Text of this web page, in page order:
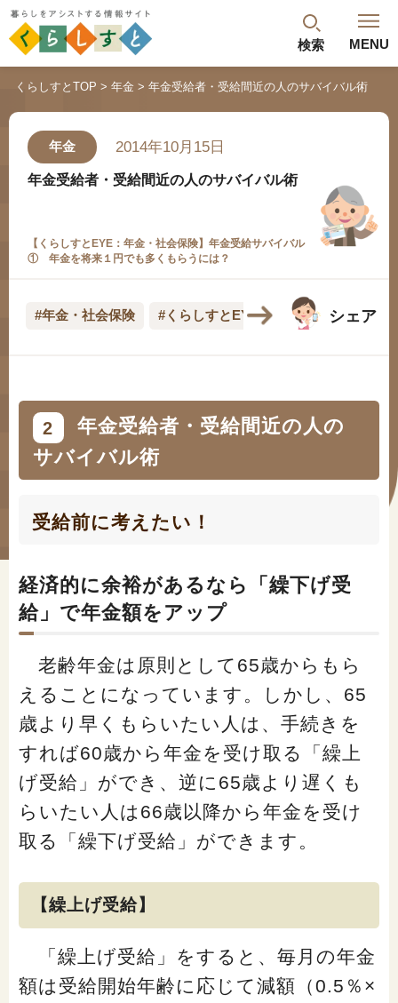
検索 MENU
閉じる
最新記事 閲覧履歴 ランキング
年金のよくあるご質問
#くらしすとEYE(年金)
#年金のこんなとき
「年金」に関する記事
「健康」に関する記事
「終活」に関する記事
「家計」に関する記事
くらしすとについて
くらしすとTOP 年金 年金受給者・受給間近の人のサバイバル術
年金 2014年10月15日
年金受給者・受給間近の人のサバイバル術
【くらしすとEYE：年金・社会保険】年金受給サバイバル
① 年金を将来１円でも多くもらうには？
#年金・社会保険 #くらしすとEYE(年金) シェア
2
年金受給者・受給間近の人の
サバイバル術
受給前に考えたい！
経済的に余裕があるなら「繰下げ受
給」で年金額をアップ
老齢年金は原則として65歳からもら
えることになっています。しかし、65
歳より早くもらいたい人は、手続きを
すれば60歳から年金を受け取る「繰上
げ受給」ができ、逆に65歳より遅くも
らいたい人は66歳以降から年金を受け
取る「繰下げ受給」ができます。
【繰上げ受給】
「繰上げ受給」をすると、毎月の年金
額は受給開始年齢に応じて減額（0.5％×